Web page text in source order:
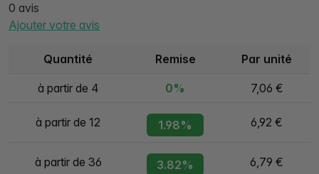
0 avis
Ajouter votre avis
Quantité Remise Par unité
à partir de 4 0% 7,06 €
à partir de 12 1.98% 6,92 €
à partir de 36 3.82% 6,79 €